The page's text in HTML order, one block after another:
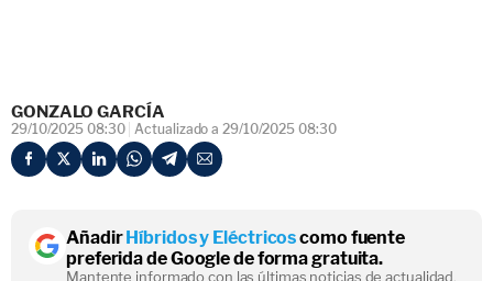
GONZALO GARCÍA
29/10/2025 08:30 Actualizado a 29/10/2025 08:30
AñadirHíbridos y Eléctricoscomo fuente
preferida de Google de forma gratuita.
Mantente informado con las últimas noticias de actualidad.